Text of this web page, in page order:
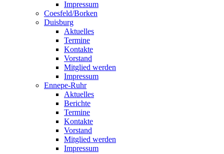
Impressum
Coesfeld/Borken
Duisburg
Aktuelles
Termine
Kontakte
Vorstand
Mitglied werden
Impressum
Ennepe-Ruhr
Aktuelles
Berichte
Termine
Kontakte
Vorstand
Mitglied werden
Impressum